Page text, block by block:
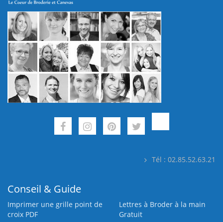
Tél : 02.85.52.63.21
Conseil & Guide
Imprimer une grille point de
croix PDF
Lettres à Broder à la main
Gratuit